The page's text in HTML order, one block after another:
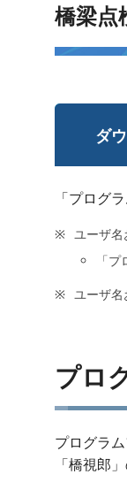
橋梁点
ダ
「プログ
ユーザ名
「
ユーザ名
プロ
プログラ
「橋視郎